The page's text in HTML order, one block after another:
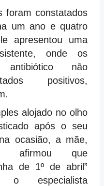
foram constatados
um ano e quatro
apresentou uma
onde os
antibiótico não
positivos,
alojado no olho
após o seu
ocasião, a mãe,
afirmou que
de 1º de abril”
o especialista